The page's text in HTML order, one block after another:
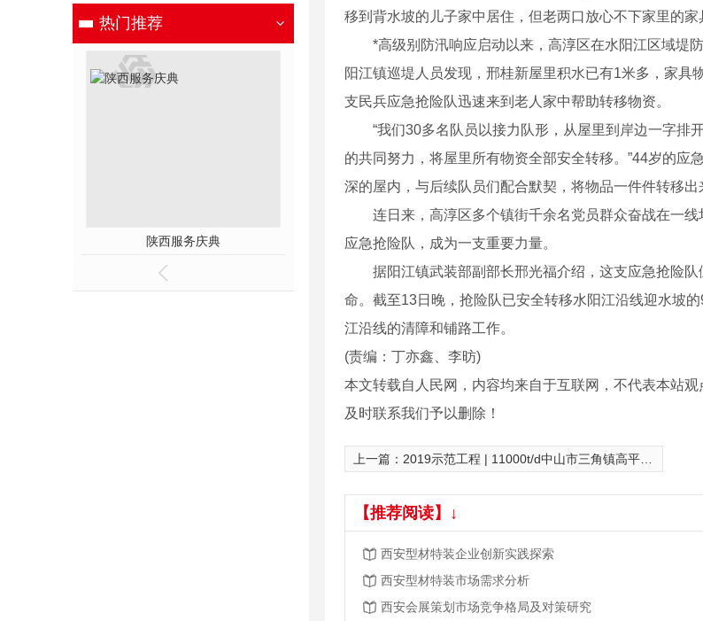
热门推荐
陕西服务庆典 陕西服务庆典公司
移到背水坡的儿子家中居住，但老两口放心不下家里的家
*高级别防汛响应启动以来，高淳区在水阳江区域堤防
阳江镇巡堤人员发现，邢桂新屋里积水已有1米多，家
支民兵应急抢险队迅速来到老人家中帮助转移物资。
“我们30多名队员以接力队形，从屋里到岸边一字排
的共同努力，将屋里所有物资全部安全转移。”44岁的
深的屋内，与后续队员们配合默契，将物品一件件转移出
连日来，高淳区多个镇街千余名党员群众奋战在一线
应急抢险队，成为一支重要力量。
据阳江镇武装部副部长邢光福介绍，这支应急抢险队
命。截至13日晚，抢险队已安全转移水阳江沿线迎水坡
江沿线的清障和铺路工作。
(责编：丁亦鑫、李昉)
本文转载自人民网，内容均来自于互联网，不代表本站
及时联系我们予以删除！
上一篇： 2019示范工程 | 11000t/d中山市三角镇高平污水处理有限公司第四期技改工程
【推荐阅读】↓
西安型材特装企业创新实践探索
西安型材特装市场需求分析
西安会展策划市场竞争格局及对策研究